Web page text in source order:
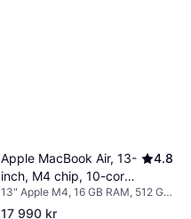
Apple MacBook Air, 13-
inch, M4 chip, 10-core
CPU, 10-core GPU,
16GB Unified Memory,
4.8
13" Apple M4, 16 GB RAM, 512 GB
SSD
17 990 kr